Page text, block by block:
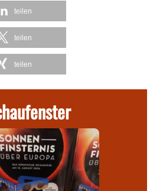
teilen
teilen
teilen